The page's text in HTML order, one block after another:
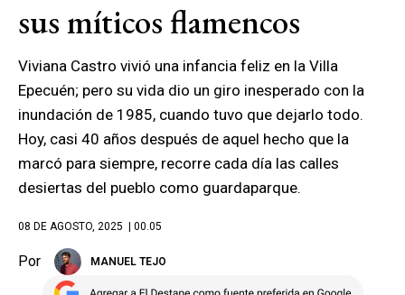
sus míticos flamencos
Viviana Castro vivió una infancia feliz en la Villa
Epecuén; pero su vida dio un giro inesperado con la
inundación de 1985, cuando tuvo que dejarlo todo.
Hoy, casi 40 años después de aquel hecho que la
marcó para siempre, recorre cada día las calles
desiertas del pueblo como guardaparque.
08 DE AGOSTO, 2025 | 00.05
Por MANUEL TEJO